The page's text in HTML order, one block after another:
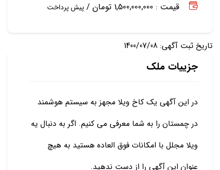
قیمت : 1,500,000,000 تومان /
پیش پرداخت
تاریخ ثبت آگهی: 1400/07/08
جزییات ملک
در این آگهی یک کاخ ویلا مجهز به سیستم هوشمند
در چمستان را به شما معرفی می کنیم. اگر به دنبال یه
ویلا مجلل با امکانات فوق العاده هستید به هیچ
عنوان این آگهی را از دست ندهید.